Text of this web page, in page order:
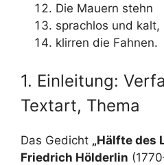
Die Mauern stehn
sprachlos und kalt,
klirren die Fahnen.
1. Einleitung:
Textart, Thema
Das Gedicht „Hälfte des
Friedrich Hölderlin